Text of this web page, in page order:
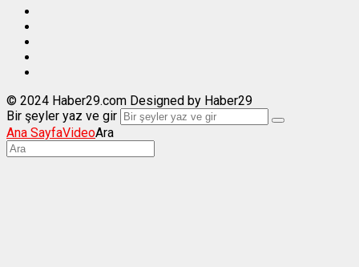
© 2024 Haber29.com Designed by Haber29
Bir şeyler yaz ve gir
Ana SayfaVideoAra